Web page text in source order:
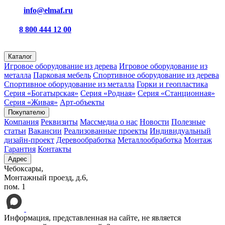
info@elmaf.ru
8 800 444 12 00
Каталог
Игровое оборудование из дерева Игровое оборудование из
металла Парковая мебель Спортивное оборудование из дерева
Спортивное оборудование из металла Горки и геопластика
Серия «Богатырская» Серия «Родная» Серия «Станционная»
Серия «Живая» Арт-объекты
Покупателю
Компания Реквизиты Массмедиа о нас Новости Полезные
статьи Вакансии Реализованные проекты Индивидуальный
дизайн-проект Деревообработка Металлообработка Монтаж
Гарантия Контакты
Адрес
Чебоксары,
Монтажный проезд, д.6,
пом. 1
Информация, представленная на сайте, не является